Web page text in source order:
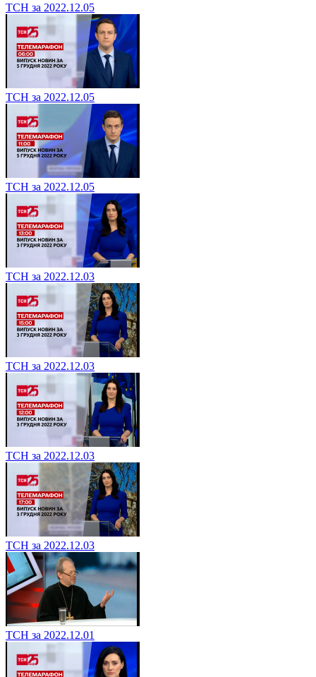
ТСН за 2022.12.05
ТСН за 2022.12.05
ТСН за 2022.12.05
ТСН за 2022.12.03
ТСН за 2022.12.03
ТСН за 2022.12.03
ТСН за 2022.12.03
ТСН за 2022.12.01